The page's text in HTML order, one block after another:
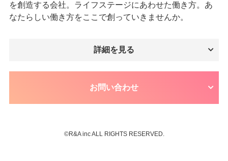
を創造する会社。ライフステージにあわせた働き方。あ
なたらしい働き方をここで創っていきませんか。
詳細を見る
お問い合わせ
©︎R&A inc ALL RIGHTS RESERVED.